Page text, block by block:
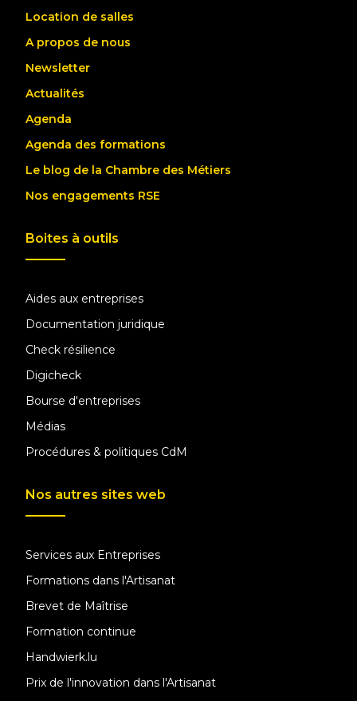
Location de salles
A propos de nous
Newsletter
Actualités
Agenda
Agenda des formations
Le blog de la Chambre des Métiers
Nos engagements RSE
Boites à outils
Aides aux entreprises
Documentation juridique
Check résilience
Digicheck
Bourse d'entreprises
Médias
Procédures & politiques CdM
Nos autres sites web
Services aux Entreprises
Formations dans l'Artisanat
Brevet de Maîtrise
Formation continue
Handwierk.lu
Prix de l'innovation dans l'Artisanat